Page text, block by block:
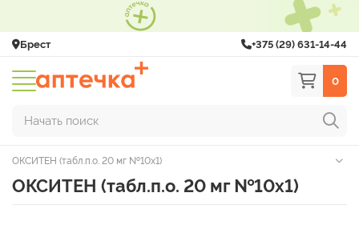
Брест +375 (29) 631-14-44
0
Начать поиск
ОКСИТЕН (табл.п.о. 20 мг №10х1)
ОКСИТЕН (табл.п.о. 20 мг №10х1)